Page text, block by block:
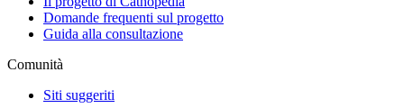
Domande frequenti sul progetto
Guida alla consultazione
Comunità
Siti suggeriti